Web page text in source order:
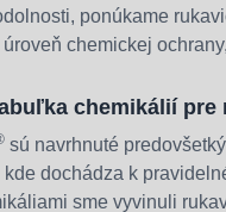
ponúkame
chemickej
chemikálií pre
sú navrhnuté
dochádza k
sme vyvinuli